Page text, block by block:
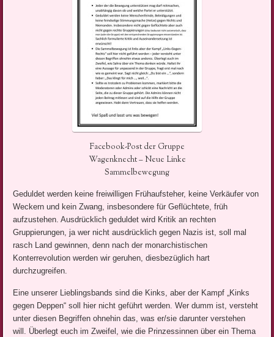
Facebook-Post der Gruppe
Wagenknecht – Neue Linke
Sammelbewegung
Geduldet werden keine freiwilligen Frühaufsteher, keine Verkäufer von
Weckern und kein Zwang, insbesondere für Geflüchtete, früh
aufzustehen. Ausdrücklich geduldet wird Kritik an rechten
Gruppierungen, ja wer nicht ausdrücklich gegen Nazis ist, soll mal
rasch Land gewinnen, denn nach der monarchistischen
Konterrevolution werden wir geruhen, diesbezüglich hart
durchzugreifen.
Eine unserer Lieblingsbands sind die Kinks, aber der Kampf „Kinks
gegen Deppen“ soll hier nicht geführt werden. Wer dumm ist, versteht
unter diesen Begriffen ohnehin das, was er/sie darunter verstehen
will. Überlegt euch im Zweifel, wie die Prinzessinnen über ein Thema